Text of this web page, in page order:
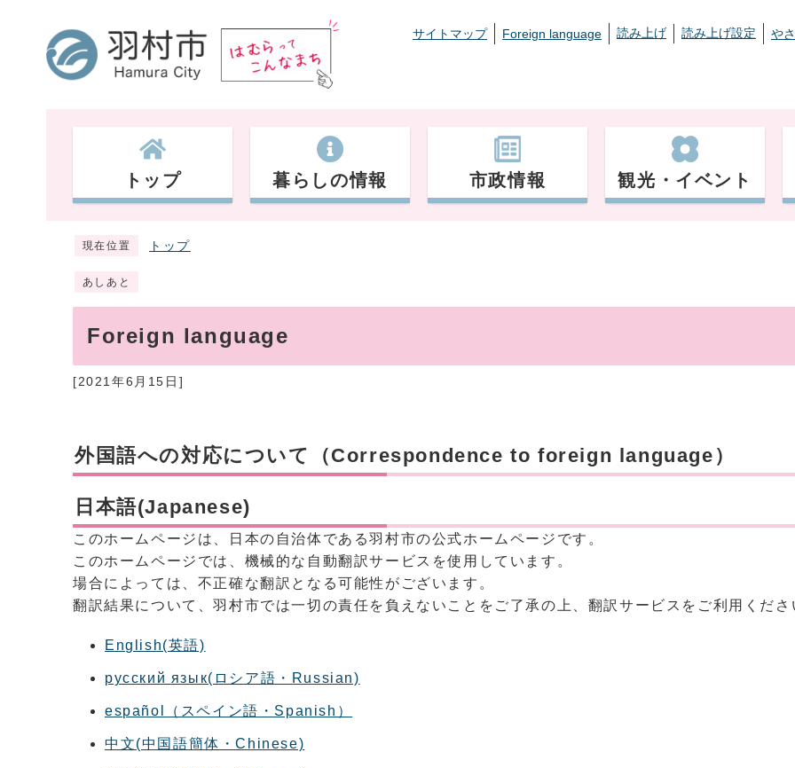
サイトマップ Foreign language 読み上げ 読み上げ設定 や
トップ 暮らしの情報 市政情報 観光・イベント
現在位置 トップ
あしあと
Foreign language
[2021年6月15日]
外国語への対応について（Correspondence to foreign language）
日本語(Japanese)
このホームページは、日本の自治体である羽村市の公式ホームページです。
このホームページでは、機械的な自動翻訳サービスを使用しています。
場合によっては、不正確な翻訳となる可能性がございます。
翻訳結果について、羽村市では一切の責任を負えないことをご了承の上、翻訳サービスをご利用くださ
English(英語)
русский язык(ロシア語・Russian)
español（スペイン語・Spanish）
中文(中国語簡体・Chinese)